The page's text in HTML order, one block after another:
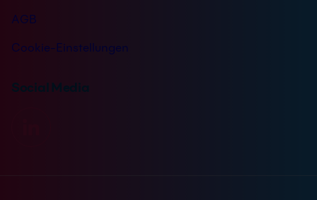
AGB
Cookie-Einstellungen
Social Media